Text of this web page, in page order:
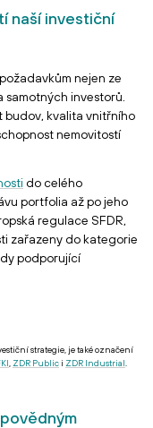
naší investiční
nejen ze
samotných investorů.
kvalita vnitřního
nemovitostí
do celého
portfolia až po jeho
regulace SFDR,
zařazeny do kategorie
podporující
strategie, je také označení
ZDR Public i ZDR Industrial